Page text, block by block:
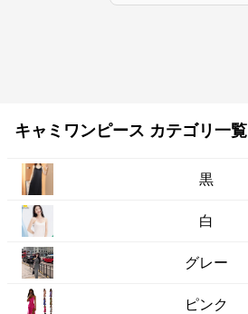
キャミワンピース カテゴリ一覧
黒
白
グレー
ピンク